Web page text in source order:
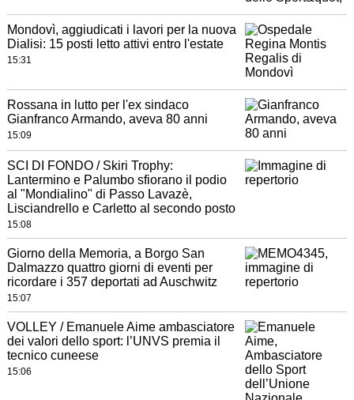
Mondovì, aggiudicati i lavori per la nuova
Dialisi: 15 posti letto attivi entro l'estate
15:31
Rossana in lutto per l'ex sindaco
Gianfranco Armando, aveva 80 anni
15:09
SCI DI FONDO / Skiri Trophy:
Lantermino e Palumbo sfiorano il podio
al "Mondialino" di Passo Lavazè,
Lisciandrello e Carletto al secondo posto
15:08
Giorno della Memoria, a Borgo San
Dalmazzo quattro giorni di eventi per
ricordare i 357 deportati ad Auschwitz
15:07
VOLLEY / Emanuele Aime ambasciatore
dei valori dello sport: l’UNVS premia il
tecnico cuneese
15:06